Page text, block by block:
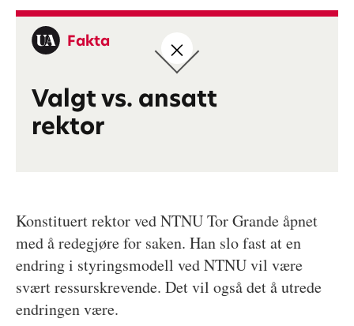
Fakta
Valgt vs. ansatt
rektor
Konstituert rektor ved NTNU Tor Grande åpnet
med å redegjøre for saken. Han slo fast at en
endring i styringsmodell ved NTNU vil være
svært ressurskrevende. Det vil også det å utrede
endringen være.